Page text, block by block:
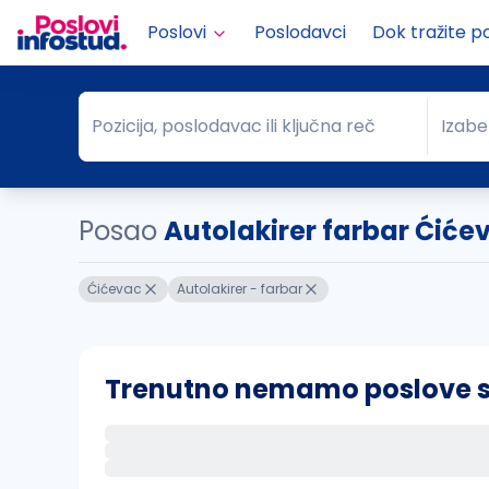
Poslovi Poslodavci Dok tražite
Pozicija, poslodavac ili ključna reč
Pozicija, poslodavac ili ključna reč Grad
PosaoAutolakirer farbar
Ćićevac Autolakirer - farbar
Trenutno nemamo poslove